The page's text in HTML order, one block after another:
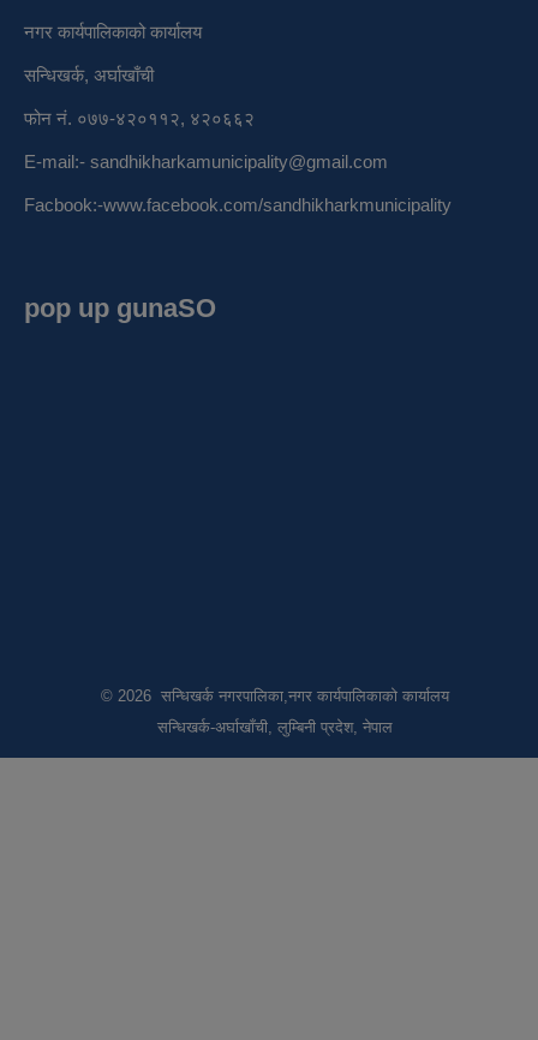
नगर कार्यपालिकाको कार्यालय
सन्धिखर्क, अर्घाखाँची
फोन नं. ०७७-४२०११२, ४२०६६२
E-mail:- sandhikharkamunicipality@gmail.com
Facbook:-www.facebook.com/sandhikharkmunicipality
pop up gunaSO
© 2026 सन्धिखर्क नगरपालिका,नगर कार्यपालिकाको कार्यालय
सन्धिखर्क-अर्घाखाँची, लुम्बिनी प्रदेश, नेपाल